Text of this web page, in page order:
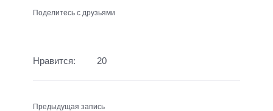
Поделитесь с друзьями
Нравится: 20
Предыдущая запись